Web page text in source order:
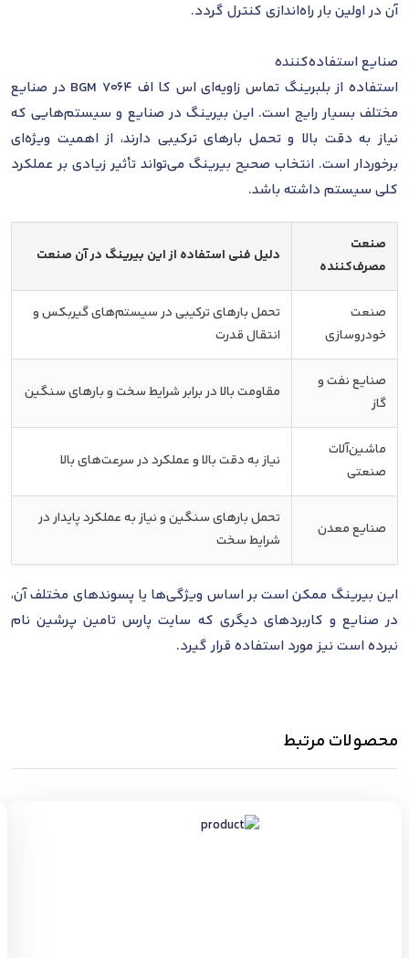
آن در اولین بار راه‌اندازی کنترل گردد.
صنایع استفاده‌کننده
استفاده از بلبرینگ تماس زاویه‌ای اس کا اف 7064 BGM در صنایع
مختلف بسیار رایج است. این بیرینگ در صنایع و سیستم‌هایی که
نیاز به دقت بالا و تحمل بارهای ترکیبی دارند، از اهمیت ویژه‌ای
برخوردار است. انتخاب صحیح بیرینگ می‌تواند تأثیر زیادی بر عملکرد
کلی سیستم داشته باشد.
صنعت
مصرف‌کننده
دلیل فنی استفاده از این بیرینگ در آن صنعت
صنعت
خودروسازی
تحمل بارهای ترکیبی در سیستم‌های گیربکس و
انتقال قدرت
صنایع نفت و
گاز
مقاومت بالا در برابر شرایط سخت و بارهای سنگین
ماشین‌آلات
صنعتی
نیاز به دقت بالا و عملکرد در سرعت‌های بالا
صنایع معدن
تحمل بارهای سنگین و نیاز به عملکرد پایدار در
شرایط سخت
این بیرینگ ممکن است بر اساس ویژگی‌ها یا پسوندهای مختلف آن،
در صنایع و کاربردهای دیگری که سایت پارس تامین پرشین نام
نبرده است نیز مورد استفاده قرار گیرد.
محصولات مرتبط